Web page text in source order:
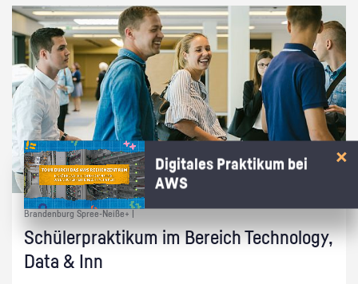
Brandenburg Spree-Neiße+ |
Schü­ler­prak­ti­kum im Be­reich Tech­no­lo­gy,
Data & Inn
Digitales Praktikum bei
AWS